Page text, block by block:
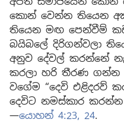
කොන් වෙන්න තියෙන
තියෙන මඟ පෙන්වීම්
බයිබලේ දිරිගන්වලා
අනුව දේවල් කරන්නේ
කරලා හරි තීරණ ගන්න
වගේම “දෙවි එළිදරව්
දෙවිට නමස්කාර
—යොහන් 4:23, 24.